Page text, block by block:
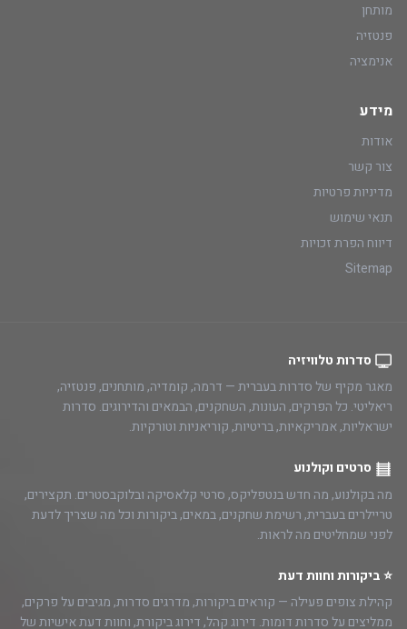
מותחן
פנטזיה
אנימציה
מידע
אודות
צור קשר
מדיניות פרטיות
תנאי שימוש
דיווח הפרת זכויות
Sitemap
סדרות טלוויזיה
מאגר מקיף של סדרות בעברית — דרמה, קומדיה, מותחנים, פנטזיה,
ריאליטי. כל הפרקים, העונות, השחקנים, הבמאים והדירוגים. סדרות
ישראליות, אמריקאיות, בריטיות, קוריאניות וטורקיות.
סרטים וקולנוע
מה בקולנוע, מה חדש בנטפליקס, סרטי קלאסיקה ובלוקבסטרים. תקצירים,
טריילרים בעברית, רשימת שחקנים, במאים, ביקורות וכל מה שצריך לדעת
לפני שמחליטים מה לראות.
⭐ ביקורות וחוות דעת
קהילת צופים פעילה — קוראים ביקורות, מדרגים סדרות, מגיבים על פרקים,
ממליצים על סדרות דומות. דירוג קהל, דירוג ביקורת, וחוות דעת אישיות של